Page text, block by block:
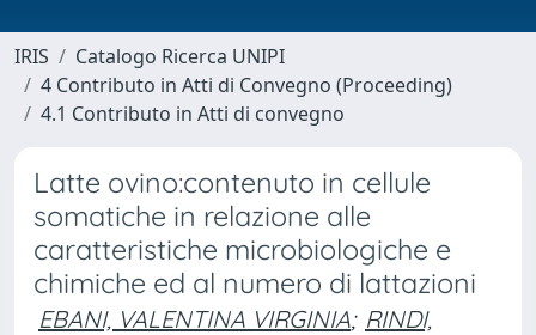
IRIS
Catalogo Ricerca UNIPI
4 Contributo in Atti di Convegno (Proceeding)
4.1 Contributo in Atti di convegno
Latte ovino:contenuto in cellule
somatiche in relazione alle
caratteristiche microbiologiche e
chimiche ed al numero di lattazioni
EBANI, VALENTINA VIRGINIA; RINDI,